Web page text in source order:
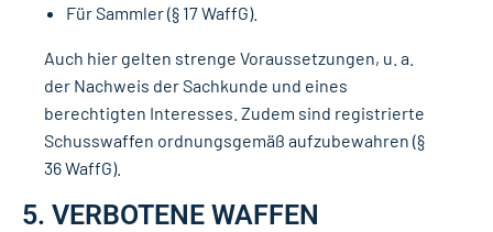
Für Sammler (§ 17 WaffG).
Auch hier gelten strenge Voraussetzungen, u. a.
der Nachweis der Sachkunde und eines
berechtigten Interesses. Zudem sind registrierte
Schusswaffen ordnungsgemäß aufzubewahren (§
36 WaffG).
5. VERBOTENE WAFFEN